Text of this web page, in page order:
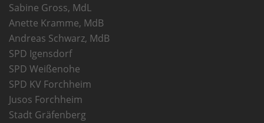
Sabine Gross, MdL
Anette Kramme, MdB
Andreas Schwarz, MdB
SPD Igensdorf
SPD Weißenohe
SPD KV Forchheim
Jusos Forchheim
Stadt Gräfenberg